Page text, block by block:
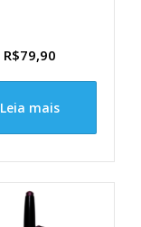
R$79,90
Leia mais